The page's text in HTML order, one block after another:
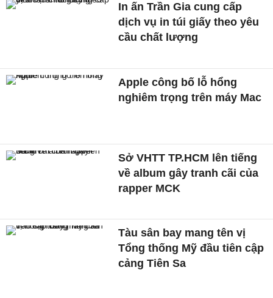
In ấn Trần Gia cung cấp
dịch vụ in túi giấy theo yêu
cầu chất lượng
Apple công bố lỗ hổng
nghiêm trọng trên máy Mac
Sở VHTT TP.HCM lên tiếng
về album gây tranh cãi của
rapper MCK
Tàu sân bay mang tên vị
Tổng thống Mỹ đầu tiên cập
cảng Tiên Sa